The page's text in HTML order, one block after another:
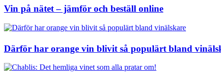
Vin på nätet – jämför och beställ online
Därför har orange vin blivit så populärt bland